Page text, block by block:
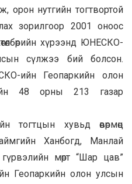
орон нутгийн тогтвортой
зорилгоор 2001 оноос
хүрээнд ЮНЕСКО-
сүлжээ бий болсон.
ийн Геопаркийн олон
48 орны 213 газар
тогтцын хувьд өвөрмөц
Ханбогд, Манлай
мөрт “Шар цав”
Геопаркийн олон улсын